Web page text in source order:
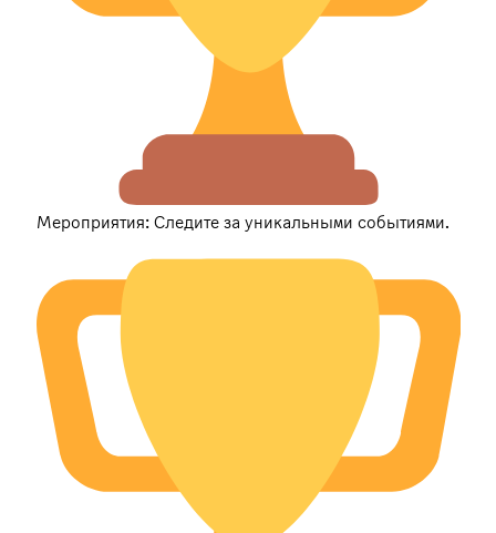
Мероприятия: Следите за уникальными событиями.